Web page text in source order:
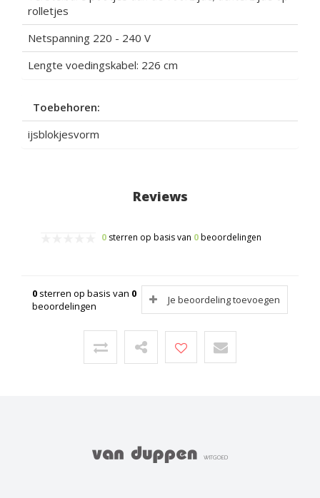
rolletjes
Netspanning 220 - 240 V
Lengte voedingskabel: 226 cm
Toebehoren:
ijsblokjesvorm
Reviews
0 sterren op basis van 0beoordelingen
0 sterren op basis van 0
beoordelingen
Je beoordeling toevoegen